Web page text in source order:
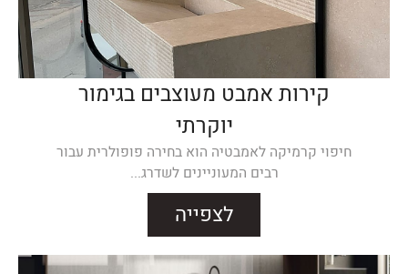
קירות אמבט מעוצבים בגימור
יוקרתי
חיפוי קרמיקה לאמבטיה הוא בחירה פופולרית עבור
רבים המעוניינים לשדרג...
לצפייה